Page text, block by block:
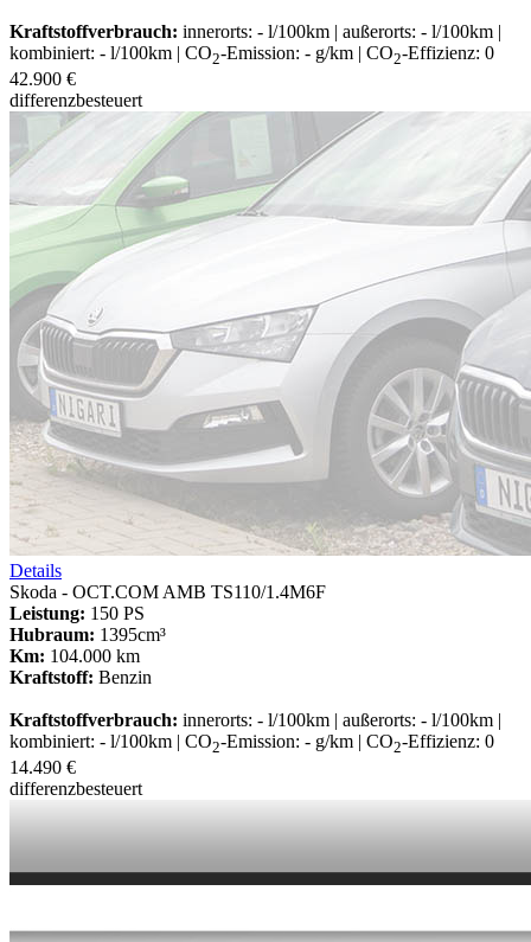
Kraftstoffverbrauch: innerorts: - l/100km | außerorts: - l/100km |
kombiniert: - l/100km | CO2-Emission: - g/km | CO2-Effizienz: 0
42.900 €
differenzbesteuert
Details
Skoda - OCT.COM AMB TS110/1.4M6F
Leistung: 150 PS
Hubraum: 1395cm³
Km: 104.000 km
Kraftstoff: Benzin
Kraftstoffverbrauch: innerorts: - l/100km | außerorts: - l/100km |
kombiniert: - l/100km | CO2-Emission: - g/km | CO2-Effizienz: 0
14.490 €
differenzbesteuert